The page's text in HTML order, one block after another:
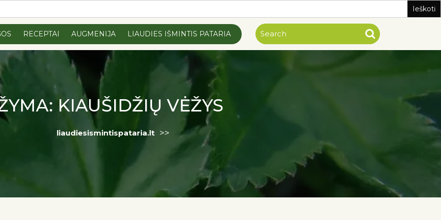
RECEPTAI AUGMENIJA LIAUDIES IŠMINTIS PATARIA
KIAUŠIDŽIŲ VĖŽYS
liaudiesismintispataria.lt >>